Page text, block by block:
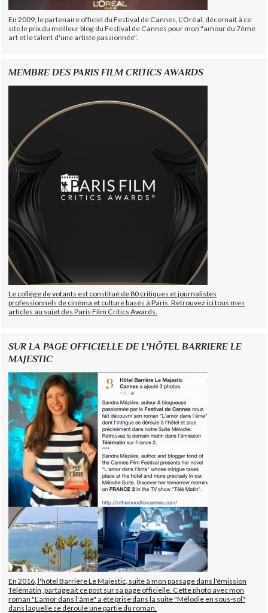
En 2009, le partenaire officiel du Festival de Cannes, L'Oréal, décernait à ce
site le prix du meilleur blog du Festival de Cannes pour mon "amour du 7ème
art et le talent d'une artiste passionnée".
MEMBRE DES PARIS FILM CRITICS AWARDS
Le collège de votants est constitué de 80 critiques et journalistes
professionnels de cinéma et culture basés à Paris. Retrouvez ici tous mes
articles au sujet des Paris Film Critics Awards.
SUR LA PAGE OFFICIELLE DE L'HÔTEL BARRIERE LE
MAJESTIC
En 2016, l'hôtel Barrière Le Majestic, suite à mon passage dans l'émission
Télématin, partageait ce post sur sa page officielle. Cette photo avec mon
roman "L'amor dans l'âme" a été prise dans la suite "Mélodie en sous-sol"
dans laquelle se déroule une partie du roman.